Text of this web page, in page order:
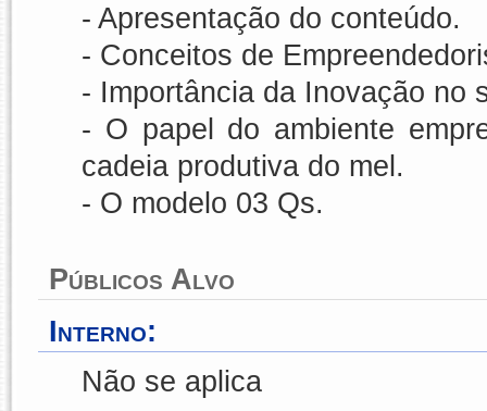
- Apresentação do conteúdo.
- Conceitos de
- Importância da Inovação no
- O papel do ambiente
cadeia produtiva do mel.
- O modelo 03 Qs.
Públicos Alvo
Interno:
Não se aplica